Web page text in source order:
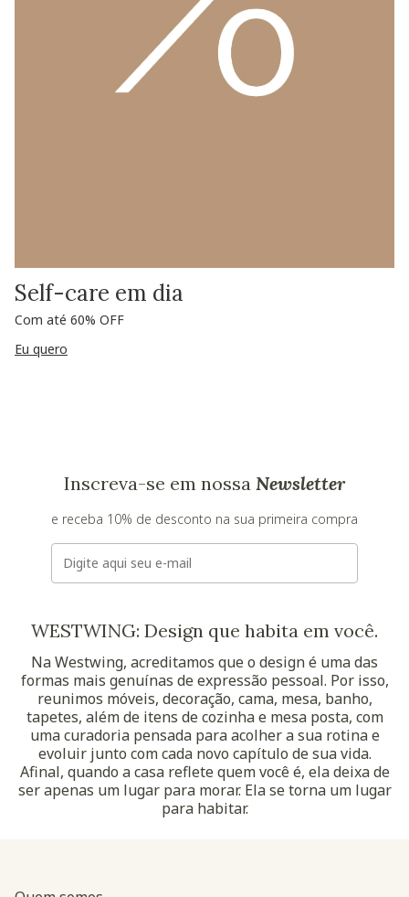
Self-care em dia
Com até 60% OFF
Eu quero
Inscreva-se em nossa Newsletter
e receba 10% de desconto na sua primeira compra
E-mail
WESTWING: Design que habita em você.
Na Westwing, acreditamos que o design é uma das
formas mais genuínas de expressão pessoal. Por isso,
reunimos móveis, decoração, cama, mesa, banho,
tapetes, além de itens de cozinha e mesa posta, com
uma curadoria pensada para acolher a sua rotina e
evoluir junto com cada novo capítulo de sua vida.
Afinal, quando a casa reflete quem você é, ela deixa de
ser apenas um lugar para morar. Ela se torna um lugar
para habitar.